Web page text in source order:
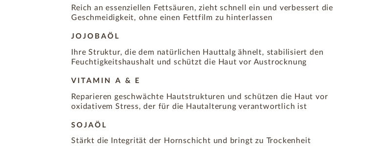
Reich an essenziellen Fettsäuren, zieht schnell ein und verbessert die
Geschmeidigkeit, ohne einen Fettfilm zu hinterlassen
JOJOBAÖL
Ihre Struktur, die dem natürlichen Hauttalg ähnelt, stabilisiert den
Feuchtigkeitshaushalt und schützt die Haut vor Austrocknung
VITAMIN A & E
Reparieren geschwächte Hautstrukturen und schützen die Haut vor
oxidativem Stress, der für die Hautalterung verantwortlich ist
SOJAÖL
Stärkt die Integrität der Hornschicht und bringt zu Trockenheit